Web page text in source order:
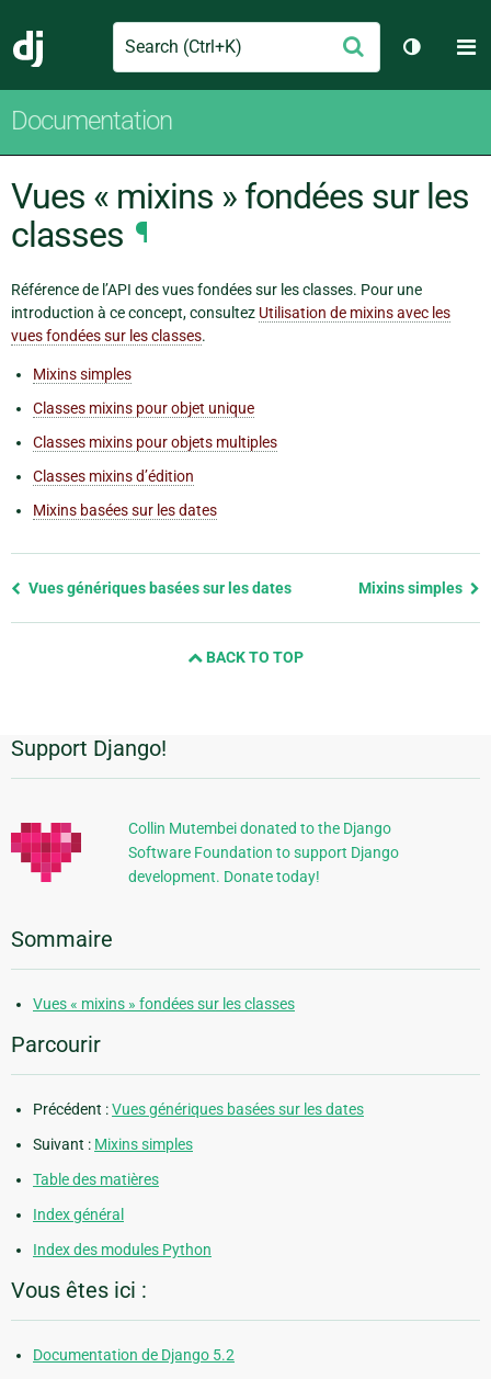
Django
Search Envoyer
Changer
Documentation
Vues « mixins » fondées sur les
classes ¶
Référence de l’API des vues fondées sur les classes. Pour une
introduction à ce concept, consultez Utilisation de mixins avec les
vues fondées sur les classes.
Mixins simples
Classes mixins pour objet unique
Classes mixins pour objets multiples
Classes mixins d’édition
Mixins basées sur les dates
Previous
Vues génériques basées sur les dates Mixins simples
BACK TO TOP
Informations
supplémentaires
Support Django!
Collin Mutembei donated to the Django
Software Foundation to support Django
development. Donate today!
Sommaire
Vues « mixins » fondées sur les classes
Parcourir
Précédent :Vues génériques basées sur les dates
Suivant : Mixins simples
Table des matières
Index général
Index des modules Python
Vous êtes ici :
Documentation de Django 5.2